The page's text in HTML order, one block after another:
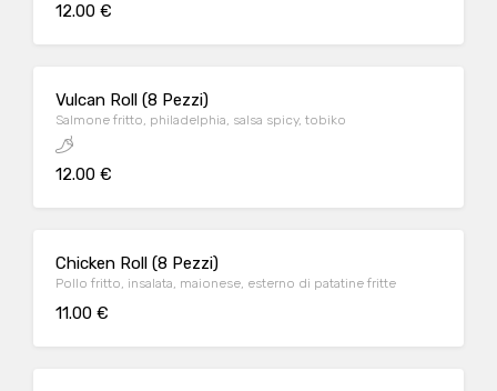
12.00 €
Vulcan Roll (8 Pezzi)
Salmone fritto, philadelphia, salsa spicy, tobiko
12.00 €
Chicken Roll (8 Pezzi)
Pollo fritto, insalata, maionese, esterno di patatine fritte
11.00 €